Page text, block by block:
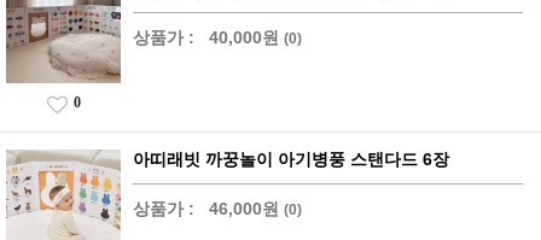
상품가 : 40,000원 (0)
0
아띠래빗 까꿍놀이 아기병풍 스탠다드 6장
상품가 : 46,000원 (0)